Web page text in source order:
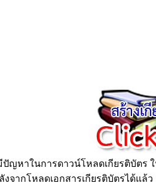
ญหาในการดาวน์โหลดเกียรติบัตร
งจากโหลดเอกสารเกียรติบัตรได้แล้